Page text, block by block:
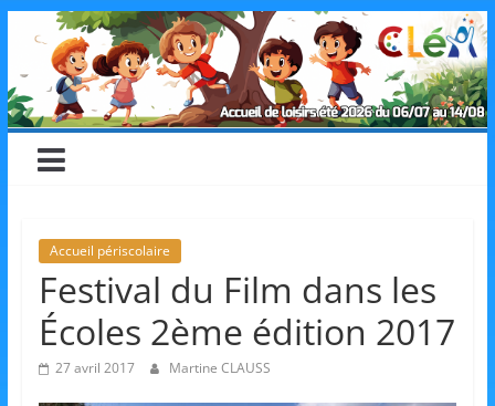
content
CLéA
–
les
Loisirs,
Accueil périscolaire
Festival du Film dans les
Écoles 2ème édition 2017
27 avril 2017 Martine CLAUSS